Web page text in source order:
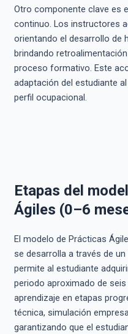
Otro componente clave es
continuo. Los instructores
orientando el desarrollo de
brindando
proceso formativo. Este
adaptación del estudiante
perfil ocupacional.
Etapas del
Ágiles (0–6
El modelo de Prácticas
se desarrolla a través de
permite al estudiante
periodo aproximado de
aprendizaje en etapas
técnica, simulación
garantizando que el